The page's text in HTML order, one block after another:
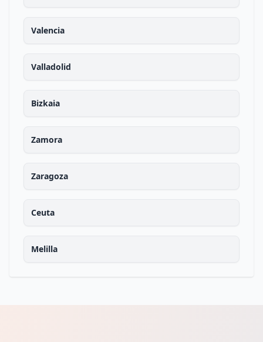
Valencia
Valladolid
Bizkaia
Zamora
Zaragoza
Ceuta
Melilla